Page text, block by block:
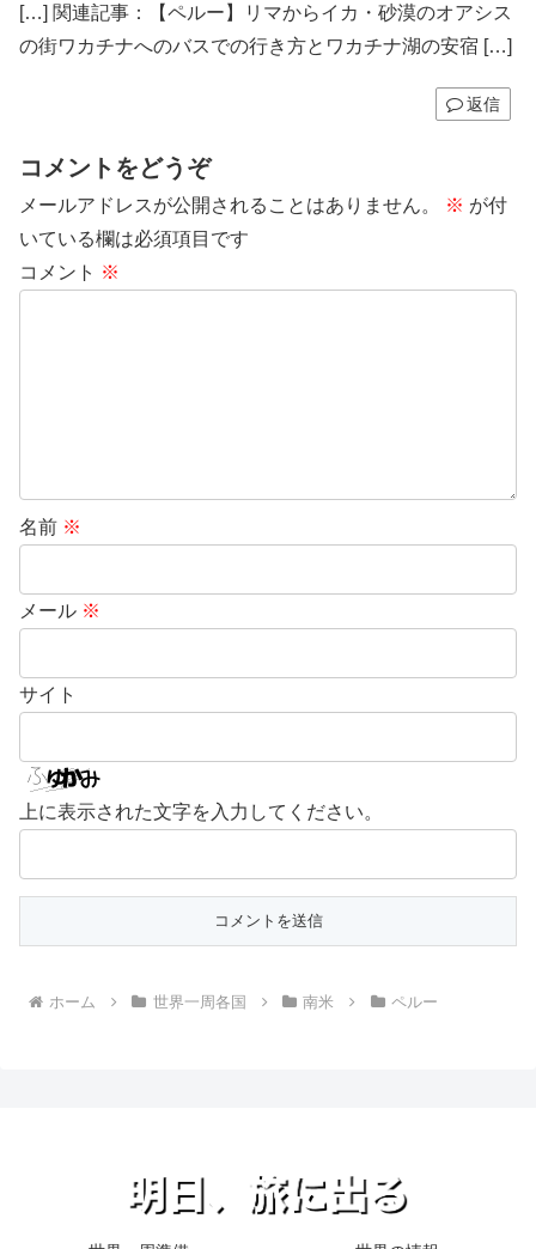
[…] 関連記事：【ペルー】リマからイカ・砂漠のオアシス
の街ワカチナへのバスでの行き方とワカチナ湖の安宿 […]
返信
コメントをどうぞ
メールアドレスが公開されることはありません。 ※ が付
いている欄は必須項目です
コメント ※
名前 ※
メール ※
サイト
上に表示された文字を入力してください。
ホーム 世界一周各国 南米 ペルー